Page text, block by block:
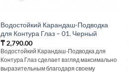
Водостойкий Карандаш-Подводка
для Контура Глаз – 01. Черный
₸ 2,790.00
Водостойкий Карандаш-Подводка для
Контура Глаз сделает взгляд максимально
выразительным благодаря своему